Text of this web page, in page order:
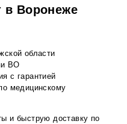
в Воронеже
области
ВО
с гарантией
медицинскому
и быструю доставку по